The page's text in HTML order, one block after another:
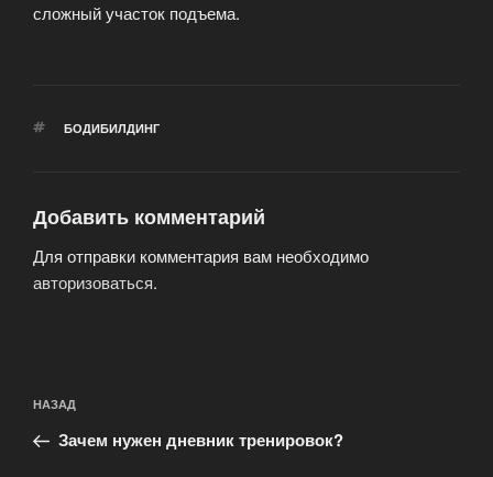
сложный участок подъема.
МЕТКИ
БОДИБИЛДИНГ
Добавить комментарий
Для отправки комментария вам необходимо
авторизоваться.
по
записям
Предыдущая
запись:
НАЗАД
Зачем нужен дневник тренировок?